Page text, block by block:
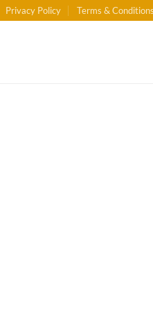
Privacy Policy Terms & Conditions